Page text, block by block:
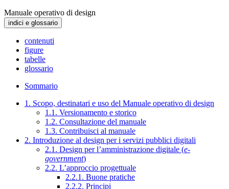
Manuale operativo di design
indici e glossario
contenuti
figure
tabelle
glossario
Sommario
1. Scopo, destinatari e uso del Manuale operativo di design
1.1. Versionamento e storico
1.2. Consultazione del manuale
1.3. Contribuisci al manuale
2. Introduzione al design per i servizi pubblici digitali
2.1. Design per l’amministrazione digitale (e-
government)
2.2. L’approccio progettuale
2.2.1. Buone pratiche
2.2.2. Principi